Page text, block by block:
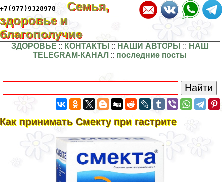
+7(977)9328978
Семья,
здоровье и
благополучие
ЗДОРОВЬЕ :: КОНТАКТЫ :: НАШИ АВТОРЫ :: НАШ
TELEGRAM-КАНАЛ :: последние посты
Как принимать Смекту при гастрите